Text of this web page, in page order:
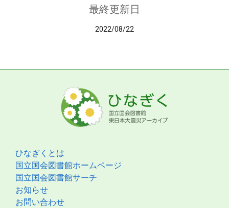
最終更新日
2022/08/22
ひなぎくとは
国立国会図書館ホームページ
国立国会図書館サーチ
お知らせ
お問い合わせ